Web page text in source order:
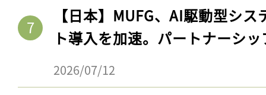
【日本】MUFG、AI駆動型シ
ト導入を加速。パートナーシ
2026/07/12
記事をお気に入りに
ログインが必